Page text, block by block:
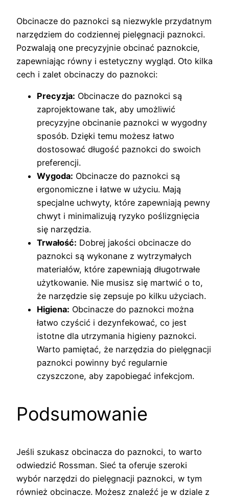
Obcinacze do paznokci są niezwykle przydatnym
narzędziem do codziennej pielęgnacji paznokci.
Pozwalają one precyzyjnie obcinać paznokcie,
zapewniając równy i estetyczny wygląd. Oto kilka
cech i zalet obcinaczy do paznokci:
Precyzja: Obcinacze do paznokci są
zaprojektowane tak, aby umożliwić
precyzyjne obcinanie paznokci w wygodny
sposób. Dzięki temu możesz łatwo
dostosować długość paznokci do swoich
preferencji.
Wygoda: Obcinacze do paznokci są
ergonomiczne i łatwe w użyciu. Mają
specjalne uchwyty, które zapewniają pewny
chwyt i minimalizują ryzyko poślizgnięcia
się narzędzia.
Trwałość: Dobrej jakości obcinacze do
paznokci są wykonane z wytrzymałych
materiałów, które zapewniają długotrwałe
użytkowanie. Nie musisz się martwić o to,
że narzędzie się zepsuje po kilku użyciach.
Higiena: Obcinacze do paznokci można
łatwo czyścić i dezynfekować, co jest
istotne dla utrzymania higieny paznokci.
Warto pamiętać, że narzędzia do pielęgnacji
paznokci powinny być regularnie
czyszczone, aby zapobiegać infekcjom.
Podsumowanie
Jeśli szukasz obcinacza do paznokci, to warto
odwiedzić Rossman. Sieć ta oferuje szeroki
wybór narzędzi do pielęgnacji paznokci, w tym
również obcinacze. Możesz znaleźć je w dziale z